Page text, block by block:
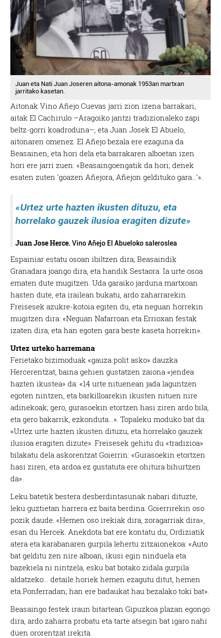
Juan eta Nati Juan Joseren aitona-amonak 1953an martxan
jarritako kasetan.
Aitonak Vino Añejo Cuevas jarri zion izena barrakari,
aitak El Cachirulo –Aragoiko jantzi tradizionaleko zapi
beltz-gorri koadroduna–, eta Juan Josek El Abuelo,
aitonaren omenez. El Añejo bezala ere ezaguna da
Beasainen, eta hori dela eta barrakaren alboetan izen
hori ere jarri zuen: «Beasaingoengatik da hori; denek
esaten zuten ‘goazen Añejora, Añejon geldituko gara…’».
«Urtez urte hazten ikusten dituzu, eta
horrelako gauzek ilusioa eragiten dizute»
Juan Jose Herce. Vino Añejo El Abueloko saleroslea
Espainiar estatu osoan ibiltzen dira; Beasaindik
Granadara joango dira, eta handik Sestaora. Ia urte osoa
ematen dute mugitzen. Uda garaiko jarduna martxoan
hasten dute, eta irailean bukatu, ardo zaharrarekin.
Freisesek azukre-kotoia egiten du, eta neguan horrekin
mugitzen dira: «Neguan Nafarroan eta Errioxan festak
izaten dira, eta han egoten gara beste kaseta horrekin».
Urtez urteko harremana
Ferietako bizimoduak «gauza polit asko» dauzka
Hercerentzat, baina gehien gustatzen zaiona «jendea
hazten ikustea» da: «14 urte nituenean jada laguntzen
egoten nintzen, eta barkilloarekin ikusten nituen nire
adinekoak; gero, gurasoekin etortzen hasi ziren ardo bila,
eta gero bakarrik, ezkonduta…». Topaleku moduko bat da:
«Urtez urte hazten ikusten dituzu, eta horrelako gauzek
ilusioa eragiten dizute». Freisesek gehitu du «tradizioa»
bilakatu dela askorentzat Goierrin: «Gurasoekin etortzen
hasi ziren, eta ardoa ez gustatuta ere ohitura bihurtzen
da».
Leku batetik bestera desberdintasunak nabari dituzte,
leku guztietan harrera ez baita berdina. Goierrirekin oso
pozik daude. «Hemen oso irekiak dira, zoragarriak dira»,
esan du Hercek. Anekdota bat ere kontatu du, Ordiziatik
atera eta karabanaren gurpila lehertu zitzaionekoa: «Auto
bat gelditu zen nire alboan, ikusi egin ninduela eta
bazekiela ni nintzela, esku bat botako zidala gurpila
aldatzeko… detaile horiek hemen ezagutu ditut, hemen
eta Ponferradan; han ere badaukat hau bezalako toki bat».
Beasaingo festek iraun bitartean Gipuzkoa plazan egongo
dira, ardo zaharra probatu eta tarte atsegin bat igaro nahi
duen ororentzat irekita.